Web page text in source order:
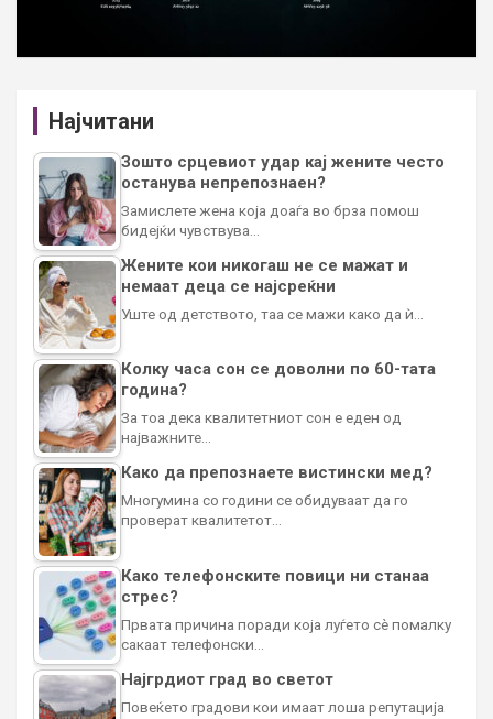
Најчитани
Зошто срцевиот удар кај жените често
останува непрепознаен?
Замислете жена која доаѓа во брза помош
бидејќи чувствува…
Жените кои никогаш не се мажат и
немаат деца се најсреќни
Уште од детството, таа се мажи како да ѝ…
Колку часа сон се доволни по 60-тата
година?
За тоа дека квалитетниот сон е еден од
најважните…
Како да препознаете вистински мед?
Многумина со години се обидуваат да го
проверат квалитетот…
Како телефонските повици ни станаа
стрес?
Првата причина поради која луѓето сè помалку
сакаат телефонски…
Најгрдиот град во светот
Повеќето градови кои имаат лоша репутација